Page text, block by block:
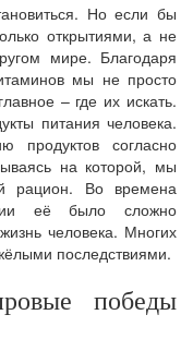
Но если бы
открытиями, а не
мире. Благодаря
мы не просто
– где их искать.
питания человека.
продуктов согласно
на которой, мы
рацион. Во времена
её было сложно
человека. Многих
последствиями.
победы